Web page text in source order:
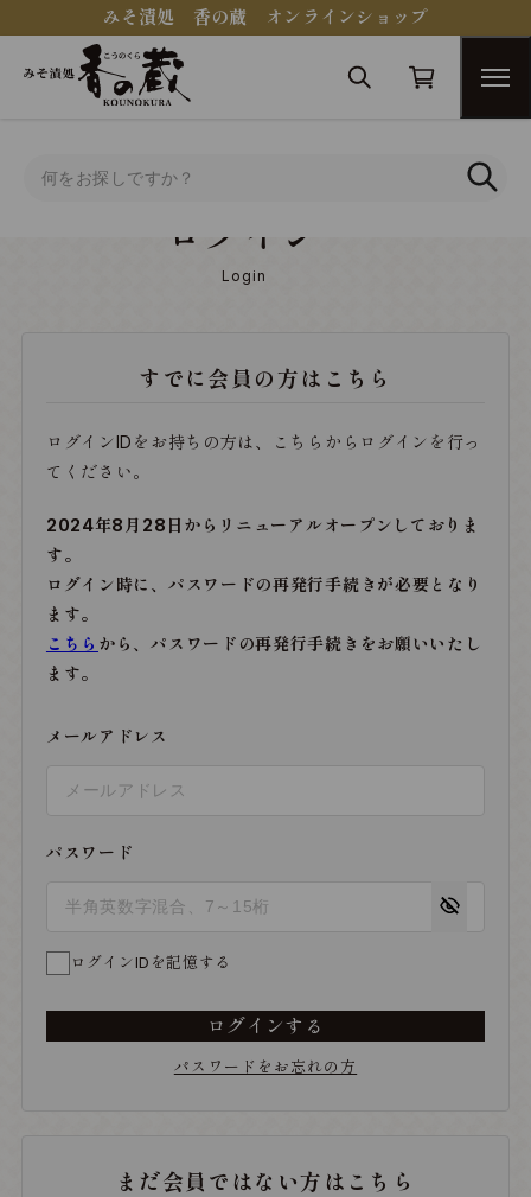
みそ漬処 香の蔵 オンラインショップ
ログイン
Login
すでに会員の方はこちら
ログインIDをお持ちの方は、こちらからログインを行っ
てください。
2024年8月28日からリニューアルオープンしておりま
す。
ログイン時に、パスワードの再発行手続きが必要となり
ます。
こちら から、パスワードの再発行手続きをお願いいたし
ます。
メールアドレス
パスワード
ログインIDを記憶する
ログインする
パスワードをお忘れの方
まだ会員ではない方はこちら